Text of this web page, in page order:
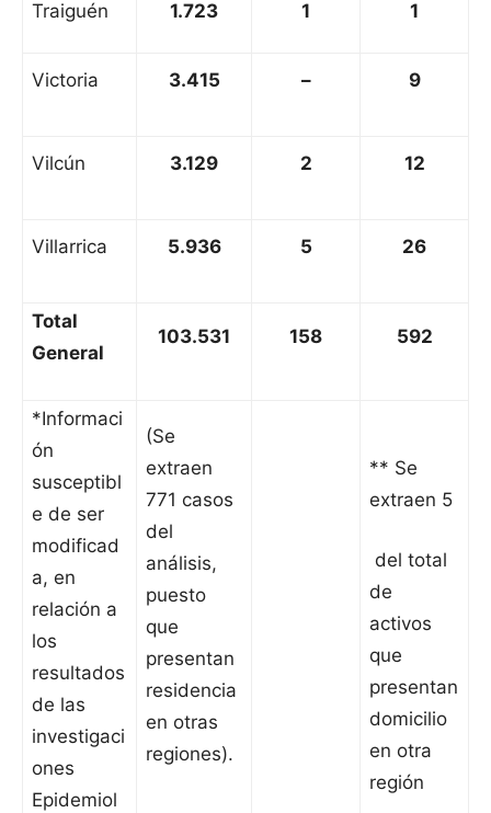
Traiguén 1.723 1 1
Victoria 3.415 – 9
Vilcún 3.129 2 12
Villarrica 5.936 5 26
Total
General
103.531 158 592
*Informaci
ón
susceptibl
e de ser
modificad
a, en
relación a
los
resultados
de las
investigaci
ones
Epidemiol
(Se
extraen
771 casos
del
análisis,
puesto
que
presentan
residencia
en otras
regiones).
** Se
extraen 5
del total
de
activos
que
presentan
domicilio
en otra
región